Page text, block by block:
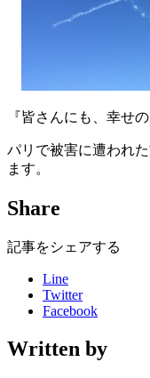
『皆さんにも、幸せ
パリで被害に遭われ
ます。
Share
記事をシェアする
Line
Twitter
Facebook
Written by